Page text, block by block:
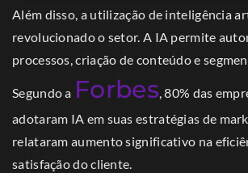
Além disso, a utilização de inteligência
revolucionado o setor. A IA permite
processos, criação de conteúdo e
Segundo a Forbes , 80% das
adotaram IA em suas estratégias de
relataram aumento significativo na
satisfação do cliente.